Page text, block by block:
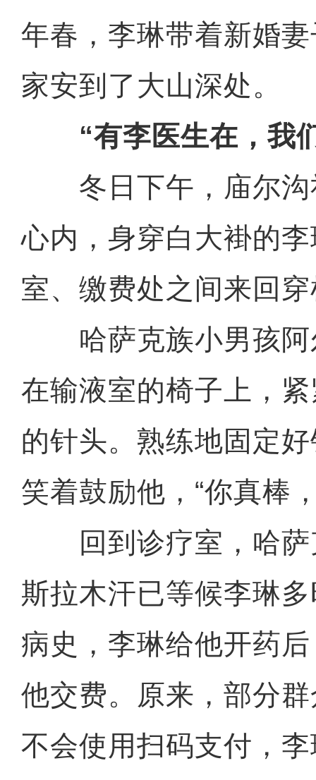
年春，李琳带着新婚
家安到了大山深处。
“有李医生在，我
冬日下午，庙尔沟
心内，身穿白大褂的
室、缴费处之间来回
哈萨克族小男孩阿
在输液室的椅子上，
的针头。熟练地固定
笑着鼓励他，“你真棒
回到诊疗室，哈萨
斯拉木汗已等候李琳
病史，李琳给他开药
他交费。原来，部分
不会使用扫码支付，